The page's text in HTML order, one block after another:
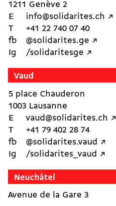
1211 Genève 2
E
info@solidarites.ch ↗︎
T
+41 22 740 07 40
fb
@solidarites.ge ↗︎
Ig
/solidaritesge ↗︎
Vaud
5 place Chauderon
1003 Lausanne
E
vaud@solidarites.ch ↗︎
T
+41 79 402 28 74
fb
@solidarites.vaud ↗︎
Ig
/solidarites_vaud ↗︎
Neuchâtel
Avenue de la Gare 3